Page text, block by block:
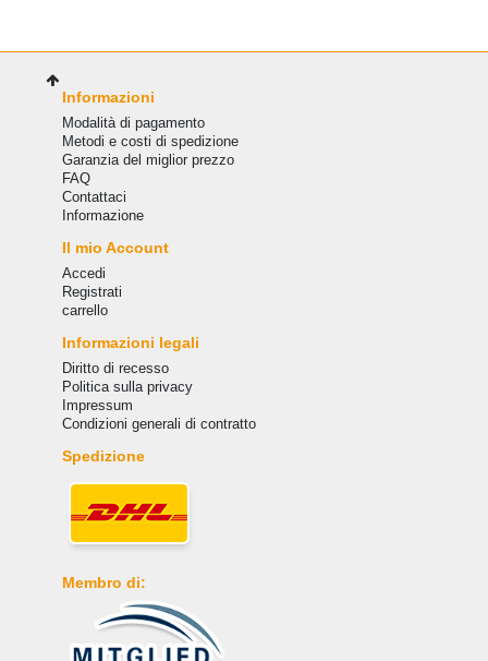
Informazioni
Modalità di pagamento
Metodi e costi di spedizione
Garanzia del miglior prezzo
FAQ
Сontattaci
Informazione
Il mio Account
Accedi
Registrati
carrello
Informazioni legali
Diritto di recesso
Politica sulla privacy
Impressum
Condizioni generali di contratto
Spedizione
Membro di: